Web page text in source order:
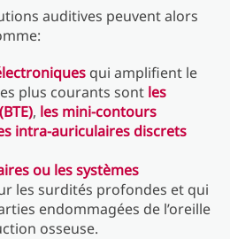
auditives peuvent alors
qui amplifient le
plus courants sont les
, les mini-contours
intra-auriculaires discrets
ou les systèmes
les surdités profondes et qui
endommagées de l’oreille
osseuse.